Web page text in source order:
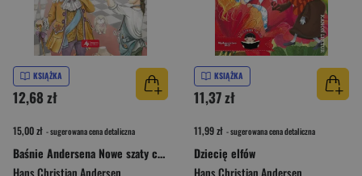
KSIĄŻKA
12,68 zł
15,00 zł - sugerowana cena detaliczna
Baśnie Andersena Nowe szaty cesarza
Hans Christian Andersen
KSIĄŻKA
11,37 zł
11,99 zł - sugerowana cena detaliczna
Dziecię elfów
Hans Christian Andersen